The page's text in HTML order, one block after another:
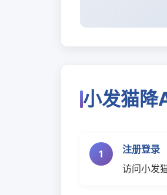
小发猫降
1
注册登录
访问小发